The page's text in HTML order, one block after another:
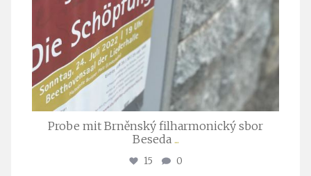
Probe mit Brněnský filharmonický sbor
Beseda ...
15 0